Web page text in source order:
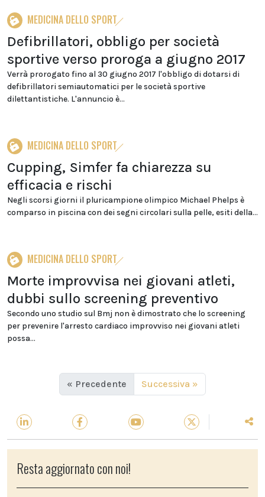
MEDICINA DELLO SPORT
Defibrillatori, obbligo per società
sportive verso proroga a giugno 2017
Verrà prorogato fino al 30 giugno 2017 l'obbligo di dotarsi di
defibrillatori semiautomatici per le società sportive
dilettantistiche. L'annuncio è...
MEDICINA DELLO SPORT
Cupping, Simfer fa chiarezza su
efficacia e rischi
Negli scorsi giorni il pluricampione olimpico Michael Phelps è
comparso in piscina con dei segni circolari sulla pelle, esiti della...
MEDICINA DELLO SPORT
Morte improvvisa nei giovani atleti,
dubbi sullo screening preventivo
Secondo uno studio sul Bmj non è dimostrato che lo screening
per prevenire l'arresto cardiaco improvviso nei giovani atleti
possa...
« Precedente Successiva »
Resta aggiornato con noi!